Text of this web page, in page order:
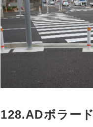
128.ADボラード